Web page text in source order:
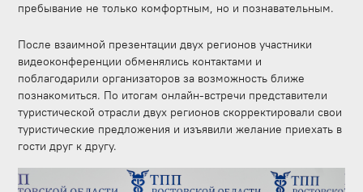
пребывание не только комфортным, но и познавательным.
После взаимной презентации двух регионов участники
видеоконференции обменялись контактами и
поблагодарили организаторов за возможность ближе
познакомиться. По итогам онлайн-встречи представители
туристической отрасли двух регионов скорректировали свои
туристические предложения и изъявили желание приехать в
гости друг к другу.